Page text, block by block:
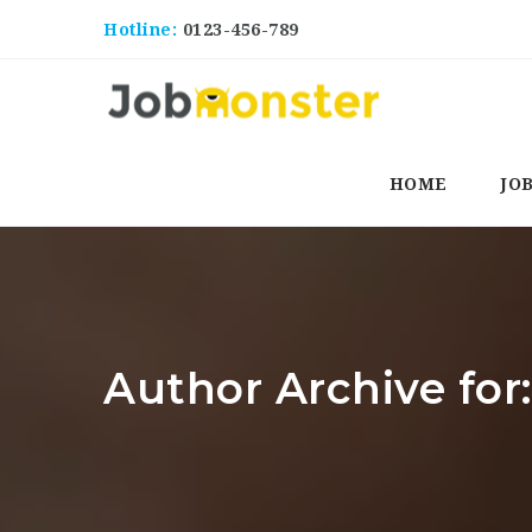
Hotline: 0123-456-789
HOME
Author Archive